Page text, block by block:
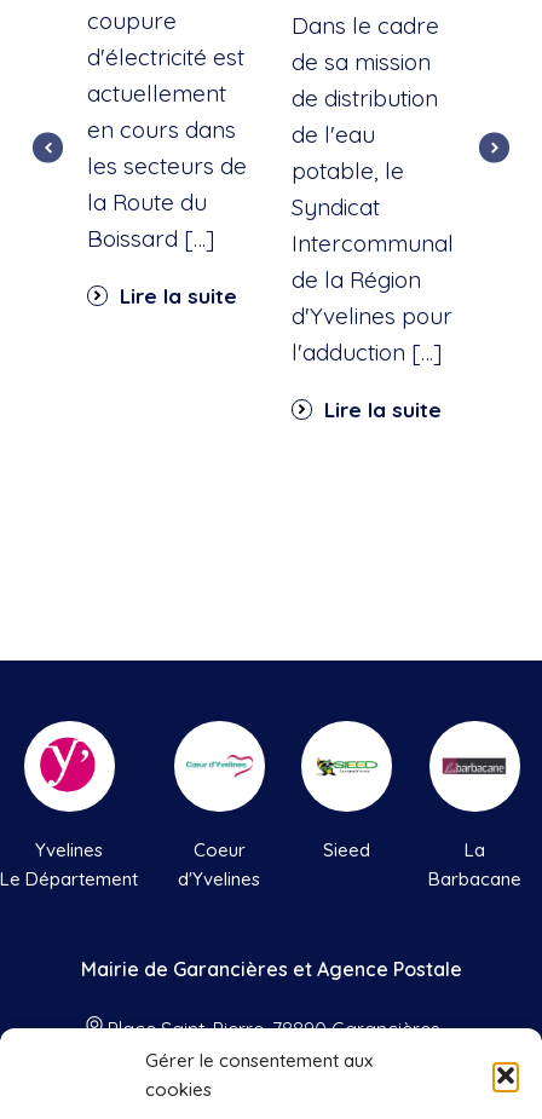
Gérer le consentement aux
cookies
coupure
d'électricité est
actuellement
en cours dans
les secteurs de
la Route du
Boissard […]
Lire la suite
Dans le cadre
de sa mission
de distribution
de l'eau
potable, le
Syndicat
Intercommunal
de la Région
d'Yvelines pour
l'adduction […]
Lire la suite
Yvelines
Le Département
Coeur
d'Yvelines
Sieed
La
Barbacane
Mairie de Garancières et Agence Postale
Place Saint-Pierre, 78890 Garancières
01 34 86 41 33